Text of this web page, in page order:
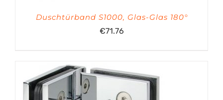
Duschtürband S1000, Glas-Glas 180°
€71.76